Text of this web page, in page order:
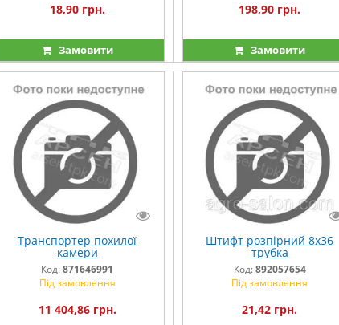
18,90 грн.
Замовити
198,90 грн.
Замовити
Транспортер похилої
камери
Код:871646991
Під замовлення
11 404,86 грн.
Штифт розпірний 8х36
трубка
Код:892057654
Під замовлення
21,42 грн.